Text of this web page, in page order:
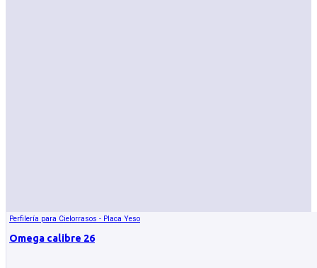
Perfilería para Cielorrasos - Placa Yeso
Omega calibre 26